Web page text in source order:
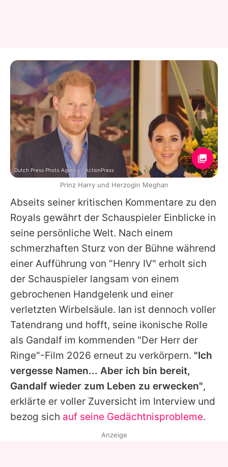
Abseits seiner kritischen Kommentare zu den
Royals gewährt der Schauspieler Einblicke in
seine persönliche Welt. Nach einem
schmerzhaften Sturz von der Bühne während
einer Aufführung von "Henry IV" erholt sich
der Schauspieler langsam von einem
gebrochenen Handgelenk und einer
verletzten Wirbelsäule. Ian ist dennoch voller
Tatendrang und hofft, seine ikonische Rolle
als Gandalf im kommenden "Der Herr der
Ringe"-Film 2026 erneut zu verkörpern. "Ich
vergesse Namen... Aber ich bin bereit,
Gandalf wieder zum Leben zu erwecken",
erklärte er voller Zuversicht im Interview und
bezog sich auf seine Gedächtnisprobleme.
Dutch Press Photo Agency / ActionPress
Prinz Harry und Herzogin Meghan
Anzeige